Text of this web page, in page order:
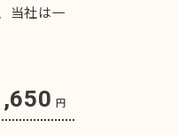
当社は一
円